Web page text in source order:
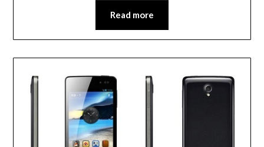
Read more